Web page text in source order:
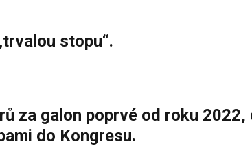
stopu“.
za galon poprvé od roku
do Kongresu.